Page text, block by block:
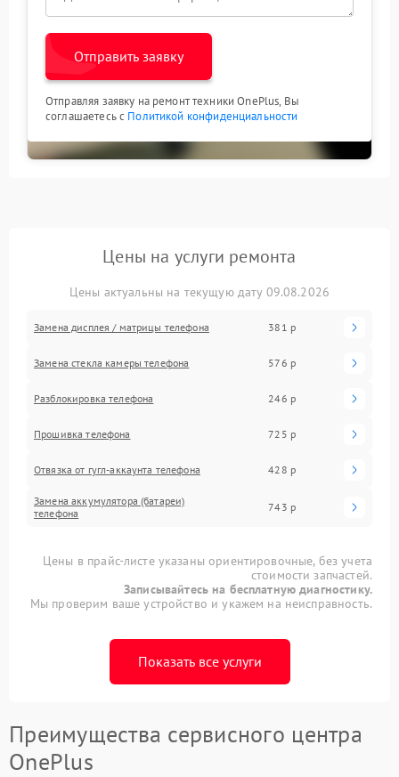
Отправить заявку
Отправляя заявку на ремонт техники OnePlus, Вы
соглашаетесь с Политикой конфиденциальности
Цены на услуги ремонта
Цены актуальны на текущую дату 09.08.2026
Замена дисплея / матрицы телефона 381 р
Замена стекла камеры телефона 576 р
Разблокировка телефона 246 р
Прошивка телефона 725 р
Отвязка от гугл-аккаунта телефона 428 р
Замена аккумулятора (батареи)
телефона
743 р
Цены в прайс-листе указаны ориентировочные, без учета
стоимости запчастей.
Записывайтесь на бесплатную диагностику.
Мы проверим ваше устройство и укажем на неисправность.
Показать все услуги
Преимущества сервисного центра
OnePlus